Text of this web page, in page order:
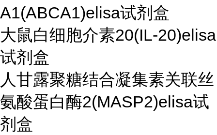
A1(ABCA1)elisa试剂盒
大鼠白细胞介素20(IL-20)elisa
试剂盒
人甘露聚糖结合凝集素关联丝
氨酸蛋白酶2(MASP2)elisa试
剂盒